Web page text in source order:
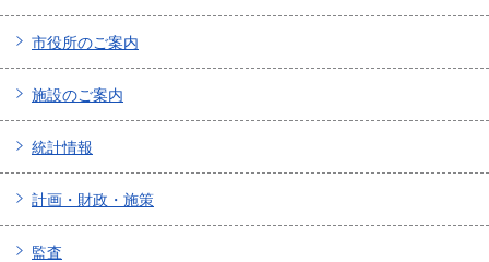
市役所のご案内
施設のご案内
統計情報
計画・財政・施策
監査